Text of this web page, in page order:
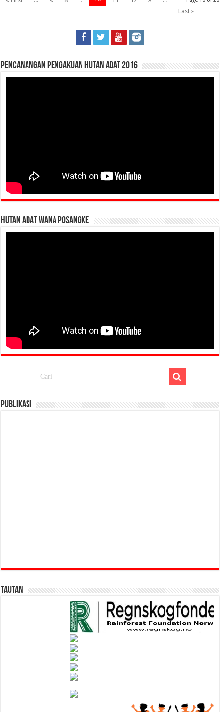
Last »
Pencanangan Pengakuan Hutan Adat 2016
HUTAN ADAT WANA POSANGKE
Publikasi
Tautan